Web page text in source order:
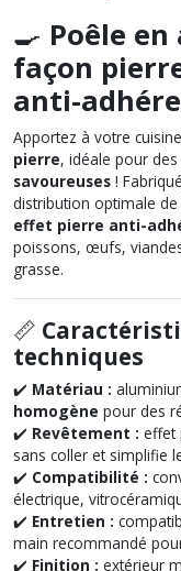
🍳 Poêle
façon
anti-
Apportez à votre
pierre, idéale pour
savoureuses !
distribution optimale de
effet pierre anti-
poissons, œufs,
grasse.
📏
techniques
✔️ Matériau :
homogène pour des
✔️ Revêtement : effet
sans coller et simplifie
✔️ Compatibilité :
électrique,
✔️ Entretien :
main recommandé
✔️ Finition : extérieur